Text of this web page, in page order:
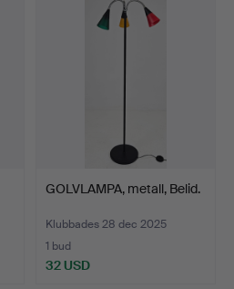
GOLVLAMPA, metall, Belid.
Klubbades 28 dec 2025
1 bud
32 USD